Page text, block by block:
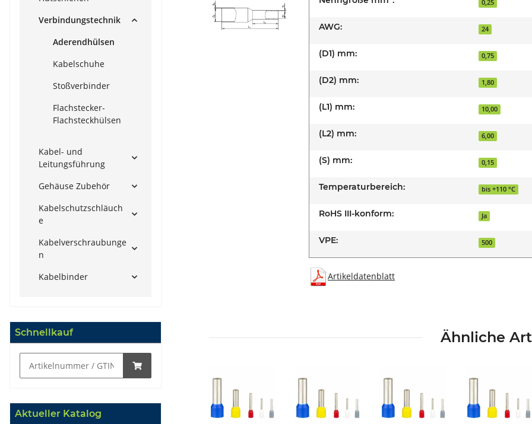
0,25
AWG: 24
(D1) mm: 0,75
(D2) mm: 1,80
(L1) mm: 10,00
(L2) mm: 6,00
(S) mm: 0,15
Temperaturbereich: bis +110 °C
RoHS III-konform: Ja
VPE: 500
Artikeldatenblatt
Ähnliche
Verbindungstechnik
Aderendhülsen
Kabelschuhe
Stoßverbinder
Flachstecker-
Flachsteckhülsen
Kabel- und
Leitungsführung
Gehäuse Zubehör
Kabelschutzschläuch
e
Kabelverschraubunge
n
Kabelbinder
Schnellkauf
Aktueller Katalog